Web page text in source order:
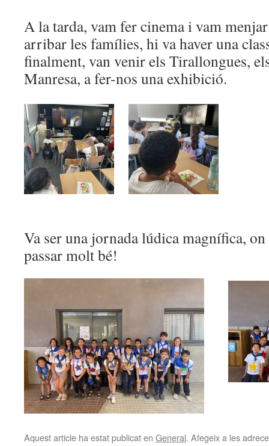
A la tarda, vam fer cinema i vam
arribar les famílies, hi va haver una
finalment, van venir els Tirallongues,
Manresa, a fer-nos una exhibició.
Va ser una jornada lúdica magnífica,
passar molt bé!
Aquest article ha estat publicat en General. Afegeix a les